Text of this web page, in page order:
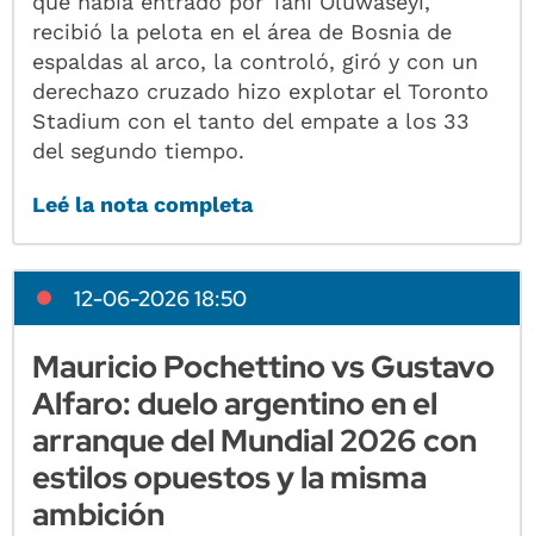
recibió la pelota en el área de Bosnia de
espaldas al arco, la controló, giró y con un
derechazo cruzado hizo explotar el Toronto
Stadium con el tanto del empate a los 33
del segundo tiempo.
Leé la nota completa
12-06-2026 18:50
Mauricio Pochettino vs Gustavo
Alfaro: duelo argentino en el
arranque del Mundial 2026 con
estilos opuestos y la misma
ambición